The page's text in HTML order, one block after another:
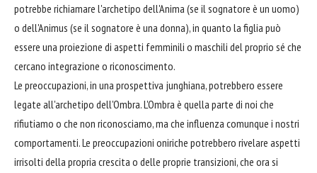
potrebbe richiamare l'archetipo dell'Anima (se il sognatore è un uomo)
o dell'Animus (se il sognatore è una donna), in quanto la figlia può
essere una proiezione di aspetti femminili o maschili del proprio sé che
cercano integrazione o riconoscimento.
Le preoccupazioni, in una prospettiva junghiana, potrebbero essere
legate all'archetipo dell'Ombra. L'Ombra è quella parte di noi che
rifiutiamo o che non riconosciamo, ma che influenza comunque i nostri
comportamenti. Le preoccupazioni oniriche potrebbero rivelare aspetti
irrisolti della propria crescita o delle proprie transizioni, che ora si